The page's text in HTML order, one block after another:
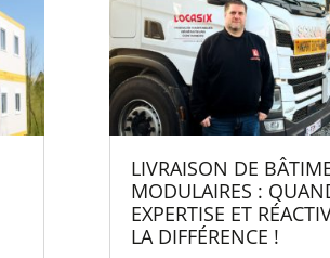
LIVRAISON DE
MODULAIRES :
EXPERTISE ET
LA DIFFÉRENCE !